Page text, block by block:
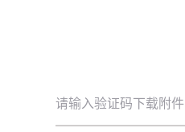
请输入验证码下载附件